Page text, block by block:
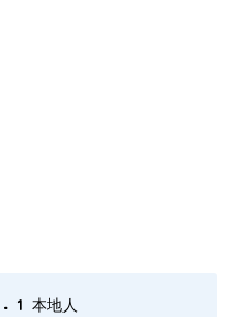
. 1 本地人